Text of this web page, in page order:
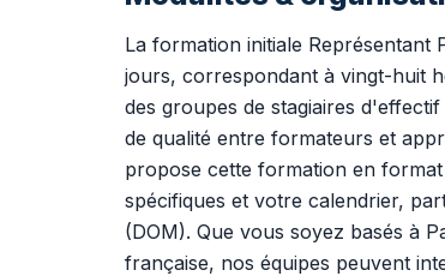
La formation initiale Représentant
jours, correspondant à vingt-huit
des groupes de stagiaires
de qualité entre formateurs et
propose cette formation en
spécifiques et votre calendrier,
(DOM). Que vous soyez basés à
française, nos équipes peuvent